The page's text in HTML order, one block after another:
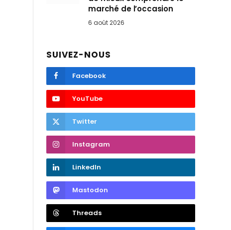
marché de l’occasion
6 août 2026
SUIVEZ-NOUS
Facebook
YouTube
Twitter
Instagram
LinkedIn
Mastodon
Threads